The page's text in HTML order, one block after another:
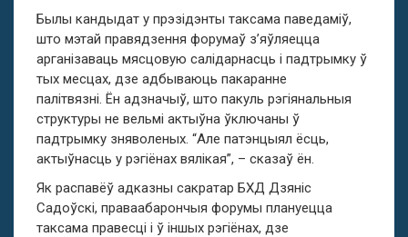
Былы кандыдат у прэзідэнты таксама паведаміў,
што мэтай правядзення форумаў з’яўляецца
арганізаваць мясцовую салідарнасць і падтрымку ў
тых месцах, дзе адбываюць пакаранне
палітвязні. Ён адзначыў, што пакуль рэгіянальныя
структуры не вельмі актыўна ўключаны ў
падтрымку зняволеных. “Але патэнцыял ёсць,
актыўнасць у рэгіёнах вялікая”, – сказаў ён.
Як распавёў адказны сакратар БХД Дзяніс
Садоўскі, праваабарончыя форумы плануецца
таксама правесці і ў іншых рэгіёнах, дзе